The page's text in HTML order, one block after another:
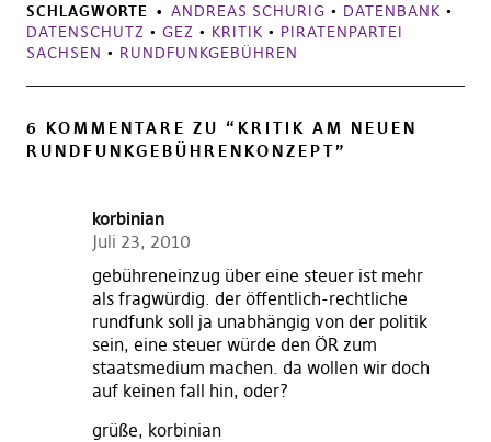
SCHLAGWORTE ANDREAS SCHURIG • DATENBANK •
DATENSCHUTZ • GEZ • KRITIK • PIRATENPARTEI
SACHSEN • RUNDFUNKGEBÜHREN
6 KOMMENTARE ZU “ KRITIK AM NEUEN
RUNDFUNKGEBÜHRENKONZEPT”
korbinian
Juli 23, 2010
gebühreneinzug über eine steuer ist mehr
als fragwürdig. der öffentlich-rechtliche
rundfunk soll ja unabhängig von der politik
sein, eine steuer würde den ÖR zum
staatsmedium machen. da wollen wir doch
auf keinen fall hin, oder?
grüße, korbinian